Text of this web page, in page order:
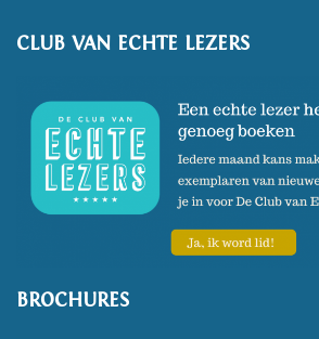
CLUB VAN ECHTE LEZERS
BROCHURES